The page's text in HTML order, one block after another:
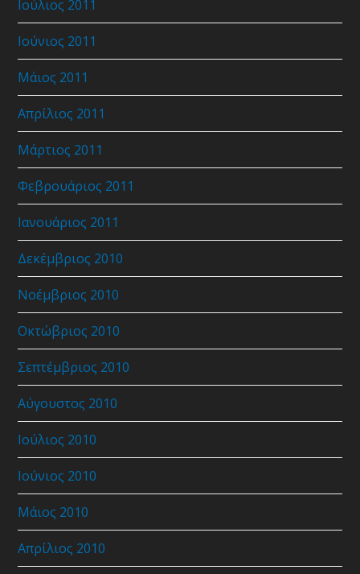
Ιούλιος 2011
Ιούνιος 2011
Μάιος 2011
Απρίλιος 2011
Μάρτιος 2011
Φεβρουάριος 2011
Ιανουάριος 2011
Δεκέμβριος 2010
Νοέμβριος 2010
Οκτώβριος 2010
Σεπτέμβριος 2010
Αύγουστος 2010
Ιούλιος 2010
Ιούνιος 2010
Μάιος 2010
Απρίλιος 2010